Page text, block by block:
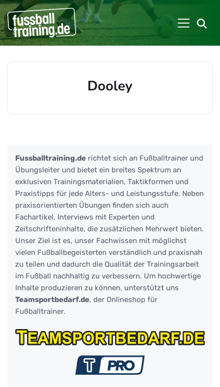
Dooley
Fussballtraining.de richtet sich an Fußballtrainer und
Übungsleiter und bietet ein breites Spektrum an
exklusiven Trainingsmaterialien, Taktikformen und
Praxistipps für jede Alters- und Leistungsstufe. Neben
praxisorientierten Übungen finden sich auch
Fachartikel, Interviews mit Experten und
Zeitschrifteninhalte, die zusätzlichen Mehrwert bieten.
Unser Ziel ist es, unser Fachwissen mit möglichst
vielen Fußballbegeisterten verständlich und praxisnah
zu teilen und dadurch die Qualität der Trainingsarbeit
im Fußball nachhaltig zu verbessern. Um hochwertige
Inhalte produzieren zu können, unterstützt uns
Teamsportbedarf.de, der Onlineshop für
Fußballtrainer.